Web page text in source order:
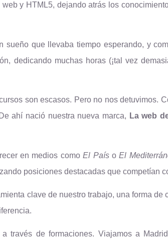
y HTML5, dejando atrás los
que llevaba tiempo esperando, y
dedicando muchas horas (¡tal vez
son escasos. Pero no nos detuvimos.
ahí nació nuestra nueva marca, La web
en medios comoEl PaísoEl
posiciones destacadas que competían
clave de nuestro trabajo, una forma
través de formaciones. Viajamos a